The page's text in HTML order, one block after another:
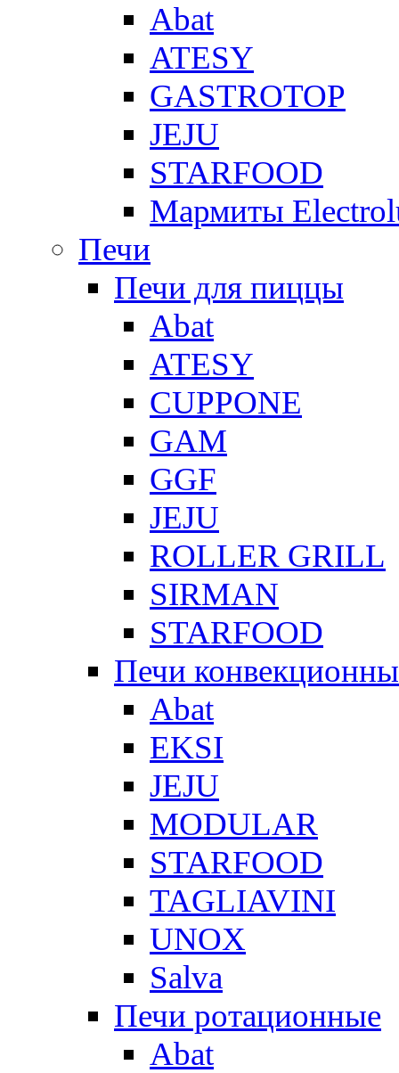
Abat
ATESY
GASTROTOP
JEJU
STARFOOD
Мармиты
Печи
Печи для пиццы
Abat
ATESY
CUPPONE
GAM
GGF
JEJU
ROLLER GRILL
SIRMAN
STARFOOD
Печи
Abat
EKSI
JEJU
MODULAR
STARFOOD
TAGLIAVINI
UNOX
Salva
Печи ротационные
Abat